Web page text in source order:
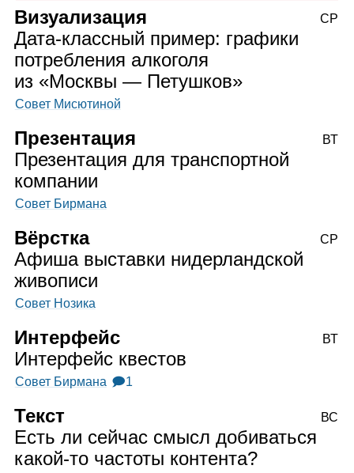
Визуализация
Дата‑классный пример: графики
потребления алкоголя
из «Москвы — Петушков»
Совет Мисютиной
СР
Презентация
Презентация для транспортной
компании
Совет Бирмана
ВТ
Вёрстка
Афиша выставки нидерландской
живописи
Совет Нозика
СР
Интерфейс
Интерфейс квестов
Совет Бирмана 🗩1
ВТ
Текст
Есть ли сейчас смысл добиваться
какой‑то частоты контента?
ВС